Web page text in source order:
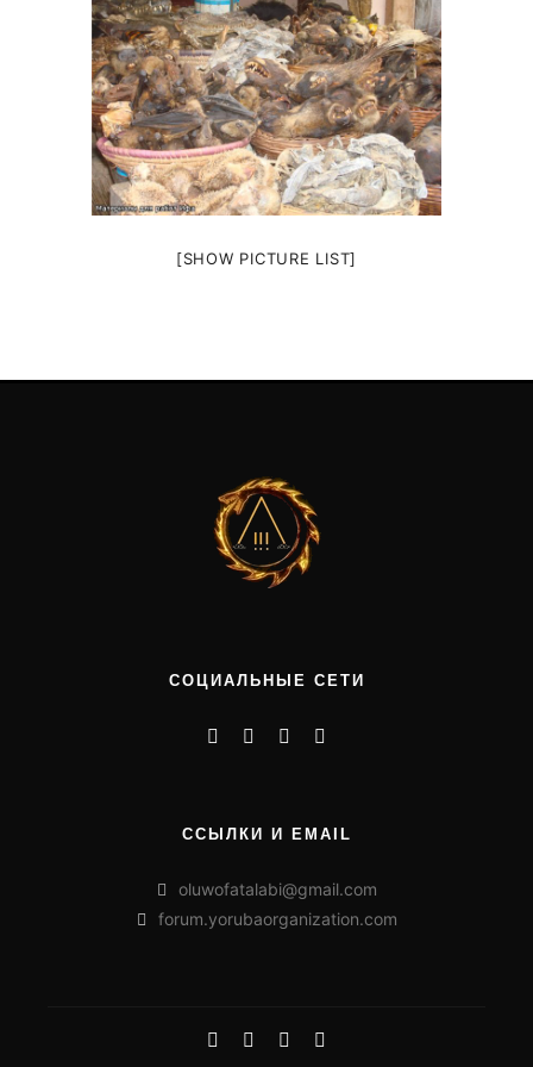
[SHOW PICTURE LIST]
СОЦИАЛЬНЫЕ СЕТИ
ССЫЛКИ И EMAIL
oluwofatalabi@gmail.com
forum.yorubaorganization.com